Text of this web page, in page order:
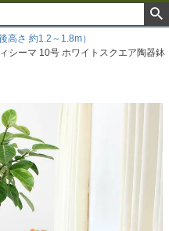
高さ 約1.2～1.8m）
シーマ 10号 ホワイトスクエア陶器鉢